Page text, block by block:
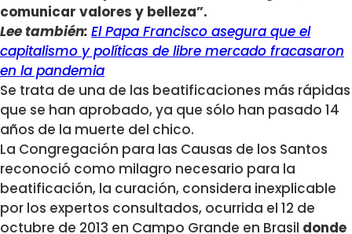
comunicar valores y belleza”.
Lee también: El Papa Francisco asegura que el
capitalismo y políticas de libre mercado fracasaron
en la pandemia
Se trata de una de las beatificaciones más rápidas
que se han aprobado, ya que sólo han pasado 14
años de la muerte del chico.
La Congregación para las Causas de los Santos
reconoció como milagro necesario para la
beatificación, la curación, considera inexplicable
por los expertos consultados, ocurrida el 12 de
octubre de 2013 en Campo Grande en Brasil donde